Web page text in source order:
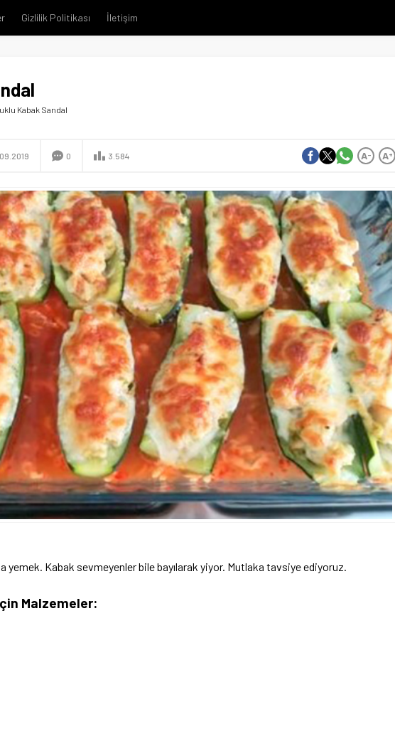
Gizlilik Politikası İletişim
Kabak Sandal
0 3.584 A+
A-
yemek. Kabak sevmeyenler bile bayılarak yiyor. Mutlaka tavsiye ediyoruz.
Malzemeler: